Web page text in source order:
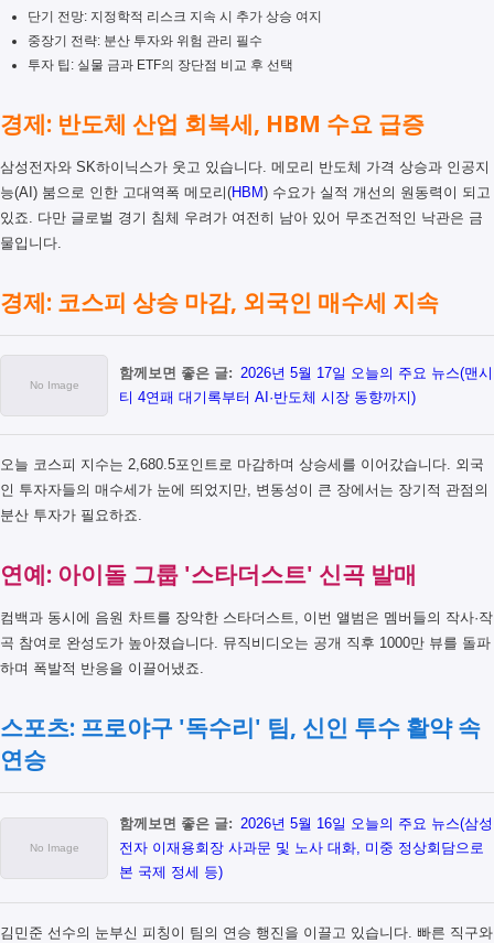
단기 전망: 지정학적 리스크 지속 시 추가 상승 여지
중장기 전략: 분산 투자와 위험 관리 필수
투자 팁: 실물 금과 ETF의 장단점 비교 후 선택
경제: 반도체 산업 회복세, HBM 수요 급증
삼성전자와 SK하이닉스가 웃고 있습니다. 메모리 반도체 가격 상승과 인공지
능(AI) 붐으로 인한 고대역폭 메모리(HBM) 수요가 실적 개선의 원동력이 되고
있죠. 다만 글로벌 경기 침체 우려가 여전히 남아 있어 무조건적인 낙관은 금
물입니다.
경제: 코스피 상승 마감, 외국인 매수세 지속
함께보면 좋은 글: 2026년 5월 17일 오늘의 주요 뉴스(맨시
티 4연패 대기록부터 AI·반도체 시장 동향까지)
오늘 코스피 지수는 2,680.5포인트로 마감하며 상승세를 이어갔습니다. 외국
인 투자자들의 매수세가 눈에 띄었지만, 변동성이 큰 장에서는 장기적 관점의
분산 투자가 필요하죠.
연예: 아이돌 그룹 '스타더스트' 신곡 발매
컴백과 동시에 음원 차트를 장악한 스타더스트, 이번 앨범은 멤버들의 작사·작
곡 참여로 완성도가 높아졌습니다. 뮤직비디오는 공개 직후 1000만 뷰를 돌파
하며 폭발적 반응을 이끌어냈죠.
스포츠: 프로야구 '독수리' 팀, 신인 투수 활약 속
연승
함께보면 좋은 글: 2026년 5월 16일 오늘의 주요 뉴스(삼성
전자 이재용회장 사과문 및 노사 대화, 미중 정상회담으로
본 국제 정세 등)
김민준 선수의 눈부신 피칭이 팀의 연승 행진을 이끌고 있습니다. 빠른 직구와